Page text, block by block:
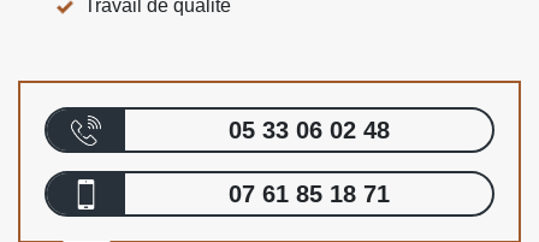
Travail de qualité
05 33 06 02 48
07 61 85 18 71